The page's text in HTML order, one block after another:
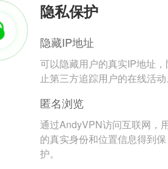
隐私保护
隐藏IP地址
可以隐藏用户的真实IP地址
止第三方追踪用户的在线活动
匿名浏览
通过AndyVPN访问互联网，
的真实身份和位置信息得到保
护。